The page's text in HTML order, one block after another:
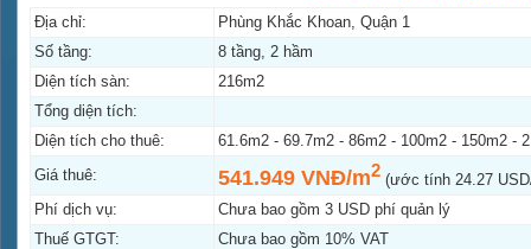
Địa chỉ:
Phùng Khắc Khoan, Quận 1
Số tầng:
8 tầng, 2 hầm
Diện tích sàn:
216m2
Tổng diện tích:
Diện tích cho thuê:
61.6m2 - 69.7m2 - 86m2 - 100m2 - 150m2 -
Giá thuê:
541.949 VNĐ/m2 (ước tính 24.27
Phí dịch vụ:
Chưa bao gồm 3 USD phí quản lý
Thuế GTGT:
Chưa bao gồm 10% VAT